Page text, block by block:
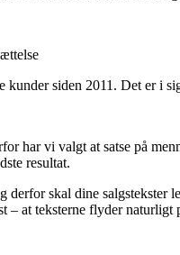
kunder siden 2011. Det er i
har vi valgt at satse på
resultat.
skal dine
– at teksterne flyder naturligt